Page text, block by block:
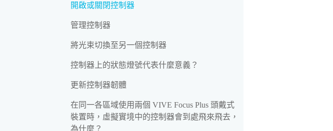
開啟或關閉控制器
管理控制器
將光束切換至另一個控制器
控制器上的狀態燈號代表什麼意義？
更新控制器韌體
在同一各區域使用兩個 VIVE Focus Plus 頭戴式
裝置時，虛擬實境中的控制器會到處飛來飛去，
為什麼？